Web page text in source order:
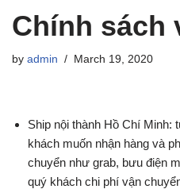
Chính sách
by admin March 19, 2020
Ship nội thành Hồ Chí Minh:
khách muốn nhận hàng và
chuyển như grab, bưu điện
quý khách chi phí vận